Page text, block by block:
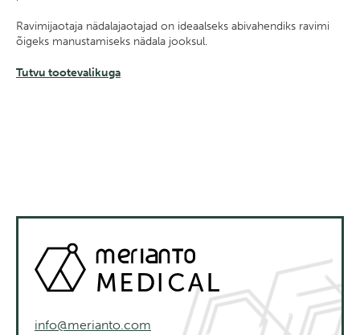
Ravimijaotaja nädalajaotajad on ideaalseks abivahendiks ravimi
õigeks manustamiseks nädala jooksul.
Tutvu tootevalikuga
info@merianto.com